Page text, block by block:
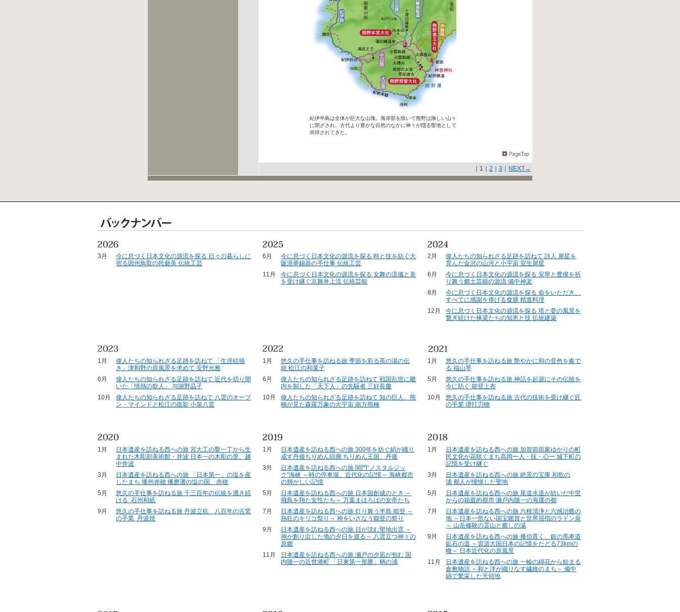
紀伊半島は全体が巨大な山塊。海岸部を除いて熊野は険しい山々
に閉ざされ、古代より豊かな自然のなかに神々が隠る聖地として
崇拝されてきた。
｜1｜ 2 3 NEXT→
3月
今に息づく日本文化の源流を探る 日々の暮らしに
宿る因州鳥取の民藝美 伝統工芸
6月
今に息づく日本文化の源流を探る 時と技を紡ぐ大
阪浪華錫器の手仕事 伝統工芸
11月
今に息づく日本文化の源流を探る 女舞の流儀と美
を受け継ぐ京舞井上流 伝統芸能
2月
偉人たちの知られざる足跡を訪ねて 詩人 犀星を
育んだ金沢の山河と小宇宙 室生犀星
6月
今に息づく日本文化の源流を探る 安寧と豊穣を祈
り舞う郷土芸能の源流 備中神楽
8月
今に息づく日本文化の源流を探る 命をいただき、
すべてに感謝を捧げる食膳 精進料理
12月
今に息づく日本文化の源流を探る 塔と甍の風景を
繋ぎ続けた棟梁たちの知恵と技 伝統建築
1月
偉人たちの知られざる足跡を訪ねて 「生涯絵描
き」津和野の原風景を求めて 安野光雅
6月
偉人たちの知られざる足跡を訪ねて 近代を切り開
いた「情熱の歌人」 与謝野晶子
10月
偉人たちの知られざる足跡を訪ねて 八雲のオープ
ン・マインドと松江の面影 小泉八雲
1月
悠久の手仕事を訪ねる旅 季節を彩る茶の湯の伝
統 松江の和菓子
6月
偉人たちの知られざる足跡を訪ねて 戦国乱世に畿
内を制した「天下人」の先駆者 三好長慶
10月
偉人たちの知られざる足跡を訪ねて 知の巨人、熊
楠が見た森羅万象の大宇宙 南方熊楠
1月
悠久の手仕事を訪ねる旅 艶やかに和の音色を奏で
る 福山琴
5月
悠久の手仕事を訪ねる旅 神話を起源にその伝統を
今に紡ぐ 能登上布
10月
悠久の手仕事を訪ねる旅 古代の技術を受け継ぐ匠
の手業 堺打刃物
1月
日本遺産を訪ねる西への旅 宮大工の鑿一丁から生
まれた木彫刻美術館・井波 日本一の木彫の里、越
中井波
3月
日本遺産を訪ねる西への旅 「日本第一」の塩を産
したまち 播州赤穂 播磨灘の塩の国、赤穂
5月
悠久の手仕事を訪ねる旅 千三百年の伝統を漉き続
ける 石州和紙
9月
悠久の手仕事を訪ねる旅 丹波立杭、八百年の古窯
の手業 丹波焼
1月
日本遺産を訪ねる西への旅 300年を紡ぐ絹が織り
成す丹後ちりめん回廊 ちりめん王国、丹後
3月
日本遺産を訪ねる西への旅 関門“ノスタルジッ
ク”海峡 ～時の停車場、近代化の記憶～ 海峡都市
の輝かしい記憶
5月
日本遺産を訪ねる西への旅 日本国創成のとき ～
飛鳥を翔た女性たち～ 万葉まほろばの女帝たち
7月
日本遺産を訪ねる西への旅 灯り舞う半島 能登 ～
熱狂のキリコ祭り～ 神をいざなう能登の祭り
9月
日本遺産を訪ねる西への旅 日が沈む聖地出雲 ～
神が創り出した地の夕日を巡る～ 八雲立つ神々の
原郷
11月
日本遺産を訪ねる西への旅 瀬戸の夕凪が包む 国
内随一の近世港町 「日東第一形勝」鞆の浦
1月
日本遺産を訪ねる西への旅 加賀前田家ゆかりの町
民文化が花咲くまち高岡ー人・技・心ー 城下町の
記憶を受け継ぐ
3月
日本遺産を訪ねる西への旅 絶景の宝庫 和歌の
浦 都人が憧憬した聖地
5月
日本遺産を訪ねる西への旅 尾道水道が紡いだ中世
からの箱庭的都市 瀬戸内随一の海運の都
7月
日本遺産を訪ねる西への旅 六根清浄と六感治癒の
地 ～日本一危ない国宝鑑賞と世界屈指のラドン泉
～ 山岳修験の霊山と癒しの湯
9月
日本遺産を訪ねる西への旅 播但貫く、銀の馬車道
鉱石の道 ～資源大国日本の記憶をたどる73kmの
轍～ 日本近代化の原風景
11月
日本遺産を訪ねる西への旅 一輪の綿花から始まる
倉敷物語 ～和と洋が織りなす繊維のまち～ 備中
綿で繁栄した天領地